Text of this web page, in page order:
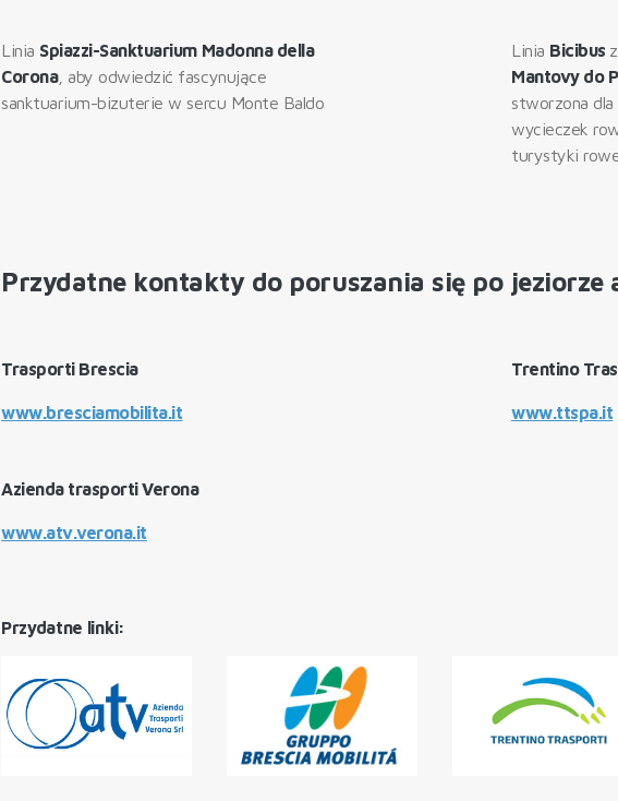
Linia Spiazzi-Sanktuarium Madonna della
Corona, aby odwiedzić fascynujące
sanktuarium-bizuterie w sercu Monte Baldo
Linia Bicibus
Mantovy do
stworzona dla
wycieczek
turystyki
Przydatne kontakty do poruszania się po jeziorze
Trasporti Brescia
www.bresciamobilita.it
Trentino
www.ttspa.it
Azienda trasporti Verona
www.atv.verona.it
Przydatne linki: